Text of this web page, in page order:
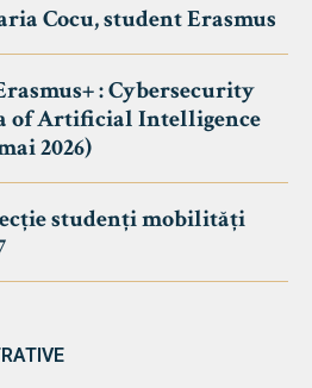
Cocu, student Erasmus
: Cybersecurity
of Artificial Intelligence
2026)
studenți mobilități